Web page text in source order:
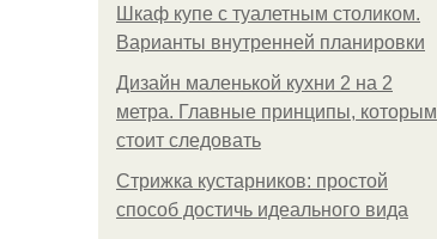
Шкаф купе с туалетным столиком.
Варианты внутренней планировки
Дизайн маленькой кухни 2 на 2
метра. Главные принципы, которым
стоит следовать
Стрижка кустарников: простой
способ достичь идеального вида